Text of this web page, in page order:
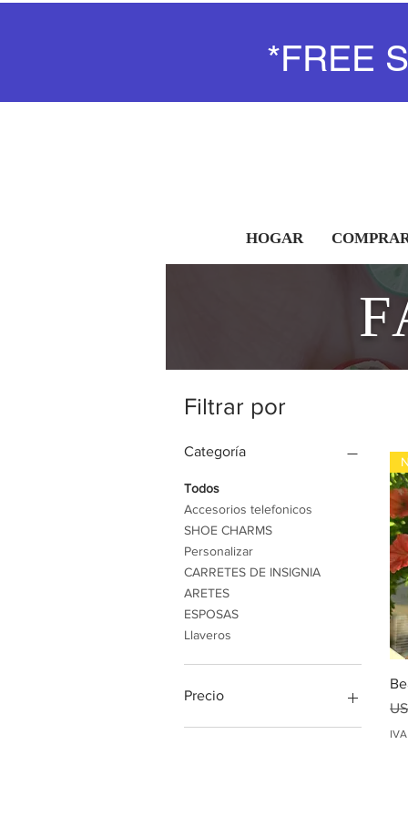
*FREE
HOGAR
Filtrar por
Categoría
Todos
Accesorios telefonicos
SHOE CHARMS
Personalizar
CARRETES DE INSIGNIA
ARETES
ESPOSAS
Llaveros
Precio